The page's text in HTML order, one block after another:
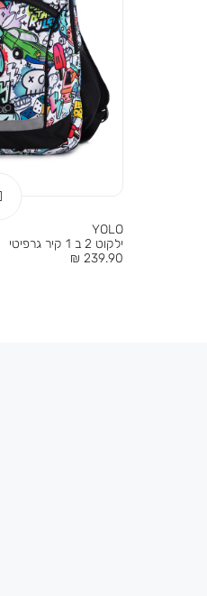
YOLO
ילקוט 2 ב 1 קיר גרפיטי
מחיר
239.90 ₪